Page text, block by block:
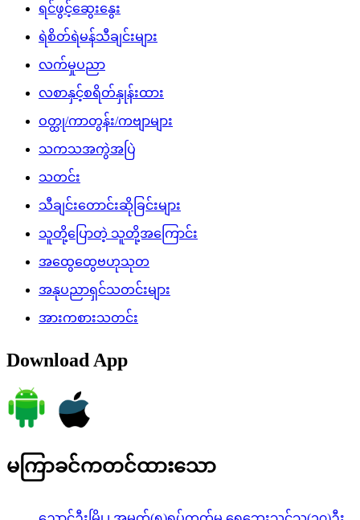
ရင်ဖွင့်ဆွေးနွေး
ရဲစိတ်ရဲမန်သီချင်းများ
လက်မှုပညာ
လစာနှင့်စရိတ်နှုန်းထား
ဝတ္ထု/ကာတွန်း/ကဗျာများ
သကသအကွဲအပြဲ
သတင်း
သီချင်းတောင်းဆိုခြင်းများ
သူတို့ပြောတဲ့ သူတို့အကြောင်း
အထွေထွေဗဟုသုတ
အနုပညာရှင်သတင်းများ
အားကစားသတင်း
Download App
မကြာခင်ကတင်ထားသော